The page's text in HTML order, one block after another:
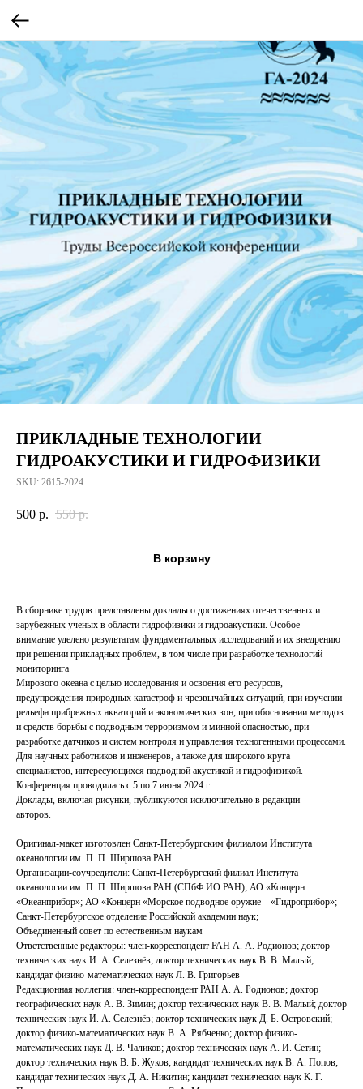
ПРИКЛАДНЫЕ ТЕХНОЛОГИИ
ГИДРОАКУСТИКИ И ГИДРОФИЗИКИ
SKU: 2615-2024
500 р. 550 р.
В корзину
В сборнике трудов представлены доклады о достижениях отечественных и
зарубежных ученых в области гидрофизики и гидроакустики. Особое
внимание уделено результатам фундаментальных исследований и их внедрению
при решении прикладных проблем, в том числе при разработке технологий
мониторинга
Мирового океана с целью исследования и освоения его ресурсов,
предупреждения природных катастроф и чрезвычайных ситуаций, при изучении
рельефа прибрежных акваторий и экономических зон, при обосновании методов
и средств борьбы с подводным терроризмом и минной опасностью, при
разработке датчиков и систем контроля и управления техногенными процессами.
Для научных работников и инженеров, а также для широкого круга
специалистов, интересующихся подводной акустикой и гидрофизикой.
Конференция проводилась с 5 по 7 июня 2024 г.
Доклады, включая рисунки, публикуются исключительно в редакции
авторов.
Оригинал-макет изготовлен Санкт-Петербургским филиалом Института
океанологии им. П. П. Ширшова РАН
Организации-соучредители: Санкт-Петербургский филиал Института
океанологии им. П. П. Ширшова РАН (СПбФ ИО РАН); АО «Концерн
«Океанприбор»; АО «Концерн «Морское подводное оружие – «Гидроприбор»;
Санкт-Петербургское отделение Российской академии наук;
Объединенный совет по естественным наукам
Ответственные редакторы: член-корреспондент РАН А. А. Родионов; доктор
технических наук И. А. Селезнёв; доктор технических наук В. В. Малый;
кандидат физико-математических наук Л. В. Григорьев
Редакционная коллегия: член-корреспондент РАН А. А. Родионов; доктор
географических наук А. В. Зимин; доктор технических наук В. В. Малый; доктор
технических наук И. А. Селезнёв; доктор технических наук Д. Б. Островский;
доктор физико-математических наук В. А. Рябченко; доктор физико-
математических наук Д. В. Чаликов; доктор технических наук А. И. Сетин;
доктор технических наук В. Б. Жуков; кандидат технических наук В. А. Попов;
кандидат технических наук Д. А. Никитин; кандидат технических наук К. Г.